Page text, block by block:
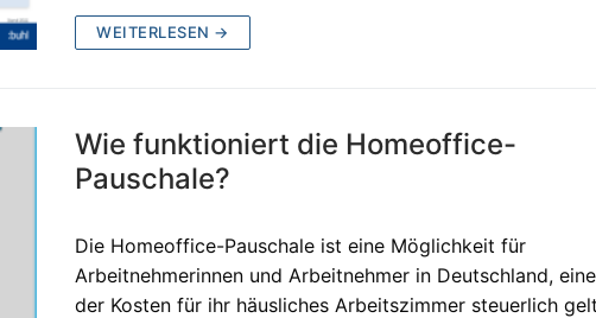
WEITERLESEN →
Wie funktioniert die Homeoffice-
Pauschale?
Die Homeoffice-Pauschale ist eine Möglichkeit für
Arbeitnehmerinnen und Arbeitnehmer in Deutschland,
der Kosten für ihr häusliches Arbeitszimmer steuerlich